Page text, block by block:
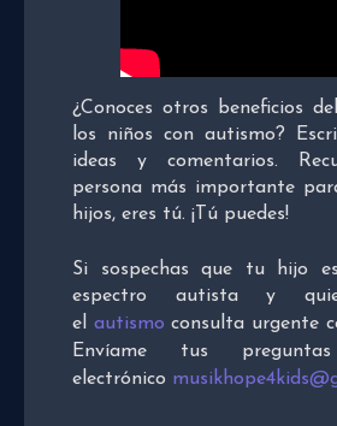
¿Conoces otros beneficios
los niños con autismo?
ideas y comentarios.
persona más importante
hijos, eres tú. ¡Tú puedes!
Si sospechas que tu hijo
espectro autista y
el autismo consulta urgente
Envíame tus
electrónico